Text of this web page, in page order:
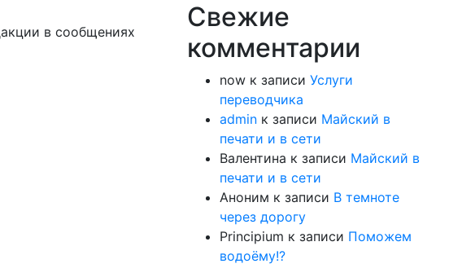
в сообщениях
Свежие
комментарии
nowк записи Услуги
переводчика
adminк записи Майский в
печати и в сети
Валентина к записи Майский в
печати и в сети
Аноним к записи В темноте
через дорогу
Principium к записи Поможем
водоёму!?